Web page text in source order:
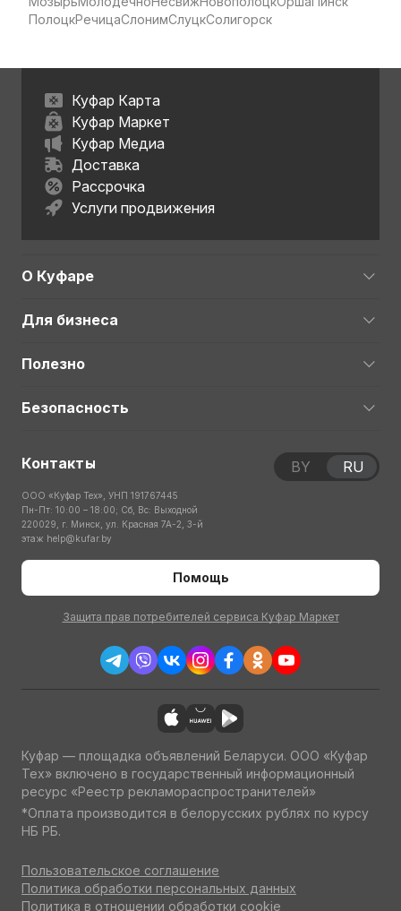
ПолоцкРечицаСлонимСлуцкСолигорск
Куфар Карта
Куфар Маркет
Куфар Медиа
Доставка
Рассрочка
Услуги продвижения
О Куфаре
Для бизнеса
Полезно
Безопасность
Контакты
ООО «Куфар Тех», УНП 191767445
Пн-Пт: 10:00 – 18:00; Сб, Вс: Выходной
220029, г. Минск, ул. Красная 7А-2, 3-й
этаж help@kufar.by
Помощь
Защита прав потребителей сервиса Куфар Маркет
BY RU
Куфар — площадка объявлений Беларуси. ООО «Куфар
Тех» включено в государственный информационный
ресурс «Реестр рекламораспространителей»
*Оплата производится в белорусских рублях по курсу
НБ РБ.
Пользовательское соглашение
Политика обработки персональных данных
Политика в отношении обработки cookie